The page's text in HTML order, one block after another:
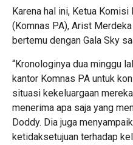
Karena hal ini, Ketua
(Komnas PA), Arist
bertemu dengan Gala Sky
“Kronologinya dua minggu
kantor Komnas PA untuk
situasi kekeluargaan
menerima apa saja yang
Doddy. Dia juga
ketidaksetujuan terhadap